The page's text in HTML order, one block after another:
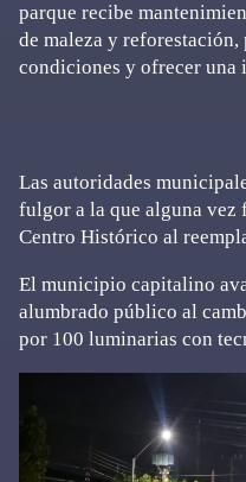
parque recibe
de maleza y
condiciones y ofrecer una
Las autoridades
fulgor a la que alguna vez
Centro Histórico al
El municipio capitalino
alumbrado público al
por 100 luminarias con